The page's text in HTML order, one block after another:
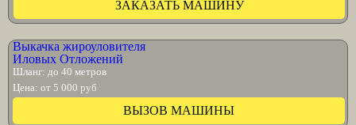
ЗАКАЗАТЬ МАШИНУ
Выкачка жироуловителя
Иловых Отложений
Шланг: до 40 метров
Цена: от 5 000 руб
ВЫЗОВ МАШИНЫ